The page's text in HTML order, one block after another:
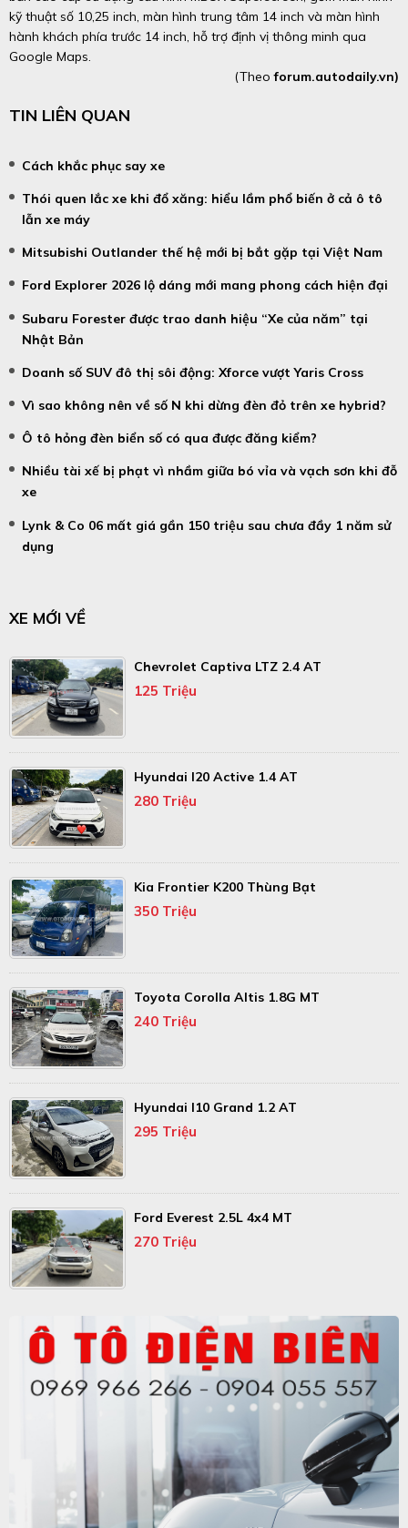
kỹ thuật số 10,25 inch, màn hình trung tâm 14 inch và màn hình
hành khách phía trước 14 inch, hỗ trợ định vị thông minh qua
Google Maps.
(Theoforum.autodaily.vn)
TIN LIÊN QUAN
Cách khắc phục say xe
Thói quen lắc xe khi đổ xăng: hiểu lầm phổ biến ở cả ô tô
lẫn xe máy
Mitsubishi Outlander thế hệ mới bị bắt gặp tại Việt Nam
Ford Explorer 2026 lộ dáng mới mang phong cách hiện đại
Subaru Forester được trao danh hiệu “Xe của năm” tại
Nhật Bản
Doanh số SUV đô thị sôi động: Xforce vượt Yaris Cross
Vì sao không nên về số N khi dừng đèn đỏ trên xe hybrid?
Ô tô hỏng đèn biển số có qua được đăng kiểm?
Nhiều tài xế bị phạt vì nhầm giữa bó vỉa và vạch sơn khi đỗ
xe
Lynk & Co 06 mất giá gần 150 triệu sau chưa đầy 1 năm sử
dụng
XE MỚI VỀ
Chevrolet Captiva LTZ 2.4 AT
125 Triệu
Hyundai I20 Active 1.4 AT
280 Triệu
Kia Frontier K200 Thùng Bạt
350 Triệu
Toyota Corolla Altis 1.8G MT
240 Triệu
Hyundai I10 Grand 1.2 AT
295 Triệu
Ford Everest 2.5L 4x4 MT
270 Triệu